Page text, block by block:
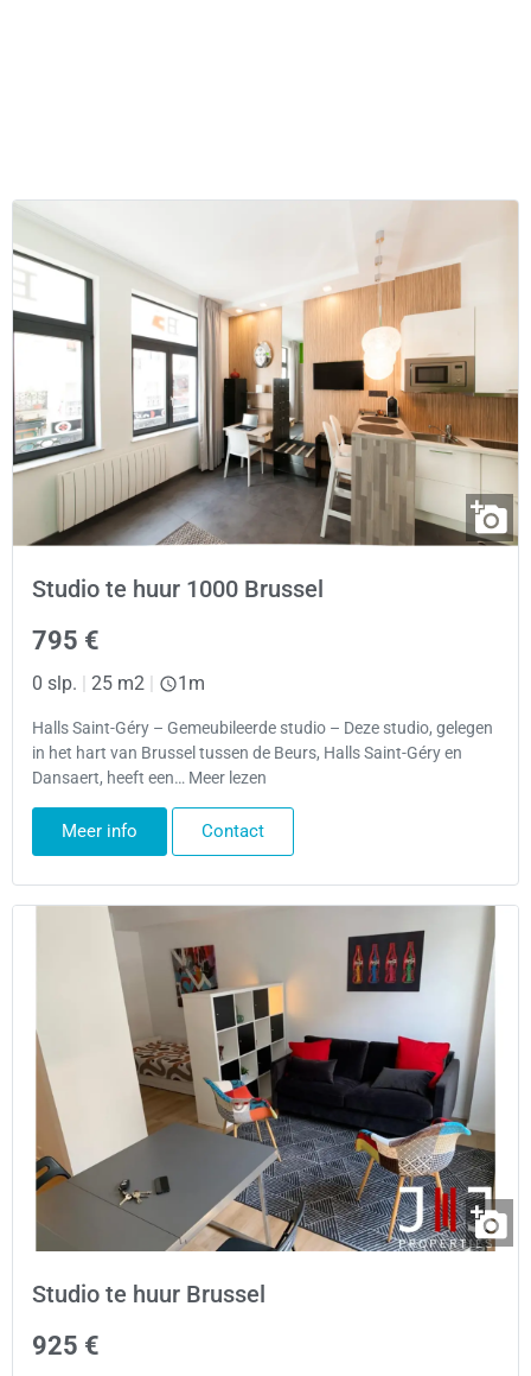
Studio te huur 1000 Brussel
795 €
0 slp. 25 m2 1m
Halls Saint-Géry – Gemeubileerde studio – Deze studio, gelegen
in het hart van Brussel tussen de Beurs, Halls Saint-Géry en
Dansaert, heeft een… Meer lezen
Meer info Contact
Studio te huur Brussel
925 €